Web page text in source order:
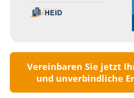
Vereinbaren Sie jetzt
und unverbindliche